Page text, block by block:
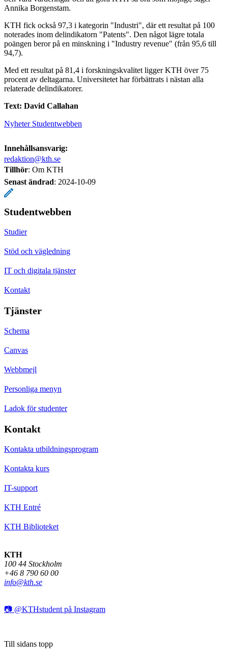
Annika Borgenstam.
KTH fick också 97,3 i kategorin "Industri", där ett resultat på 100
noterades inom delindikatorn "Patents". Den något lägre totala
poängen beror på en minskning i "Industry revenue" (från 95,6 till
94,7).
Med ett resultat på 81,4 i forskningskvalitet ligger KTH över 75
procent av deltagarna. Universitetet har förbättrats i nästan alla
relaterade delindikatorer.
Text: David Callahan
Nyheter Studentwebben
Innehållsansvarig:
redaktion@kth.se
Tillhör: Om KTH
Senast ändrad: 2024-10-09
Studentwebben
Studier
Stöd och vägledning
IT och digitala tjänster
Kontakt
Tjänster
Schema
Canvas
Webbmejl
Personliga menyn
Ladok för studenter
Kontakt
Kontakta utbildningsprogram
Kontakta kurs
IT-support
KTH Entré
KTH Biblioteket
KTH
100 44 Stockholm
+46 8 790 60 00
info@kth.se
📷 @KTHstudent på Instagram
Till sidans topp